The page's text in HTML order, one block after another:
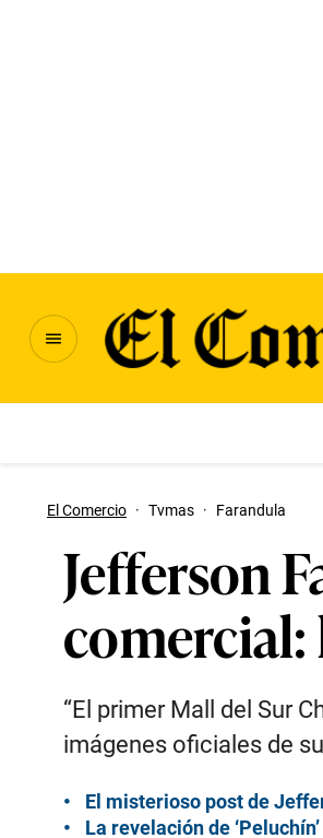
El Comercio · Tvmas · Farandula
Jefferson
comercial:
“El primer Mall del Sur
imágenes oficiales de
El misterioso post de
La revelación de